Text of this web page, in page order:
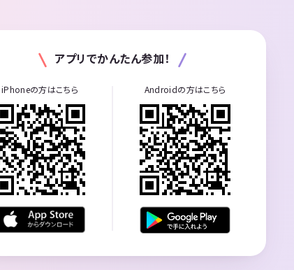
アプリでかんたん参加！
iPhoneの方はこちら Androidの方はこちら